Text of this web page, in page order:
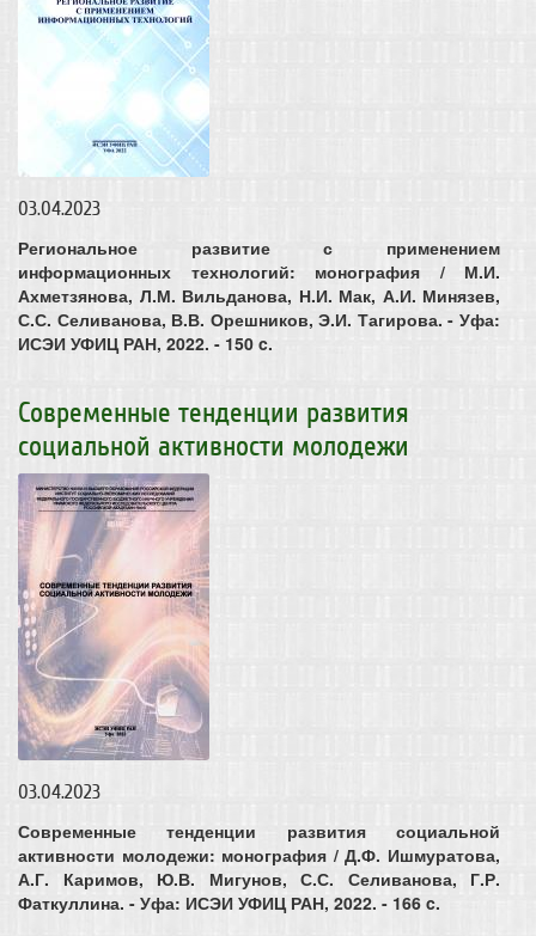
03.04.2023
Региональное развитие с применением
информационных технологий: монография / М.И.
Ахметзянова, Л.М. Вильданова, Н.И. Мак, А.И. Минязев,
С.С. Селиванова, В.В. Орешников, Э.И. Тагирова. - Уфа:
ИСЭИ УФИЦ РАН, 2022. - 150 c.
Современные тенденции развития
социальной активности молодежи
03.04.2023
Современные тенденции развития социальной
активности молодежи: монография / Д.Ф. Ишмуратова,
А.Г. Каримов, Ю.В. Мигунов, С.С. Селиванова, Г.Р.
Фаткуллина. - Уфа: ИСЭИ УФИЦ РАН, 2022. - 166 c.